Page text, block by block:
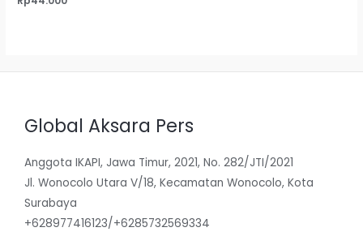
0
Global Aksara Pers
Anggota IKAPI, Jawa Timur, 2021, No. 282/JTI/2021
Jl. Wonocolo Utara V/18, Kecamatan Wonocolo, Kota
Surabaya
+628977416123/+6285732569334